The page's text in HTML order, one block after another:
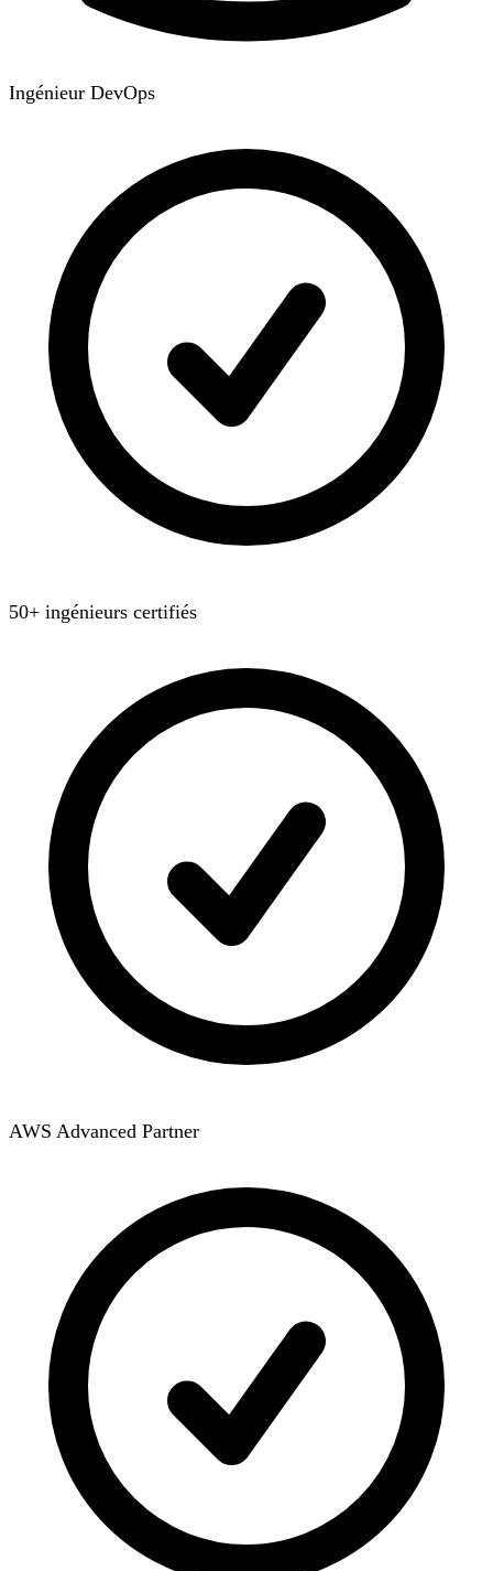
Ingénieur DevOps
50+ ingénieurs certifiés
AWS Advanced Partner